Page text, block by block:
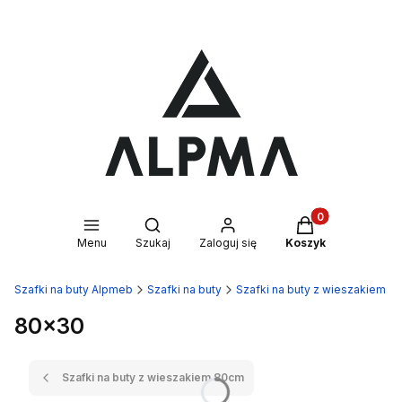
Menu
Otwórz wyszukiwarkę
Szukaj Zaloguj się
Produkty w
Koszyk
Szafki na buty Alpmeb Szafki na buty Szafki na buty z wieszakiem
80x30
Szafki na buty z wieszakiem 80cm